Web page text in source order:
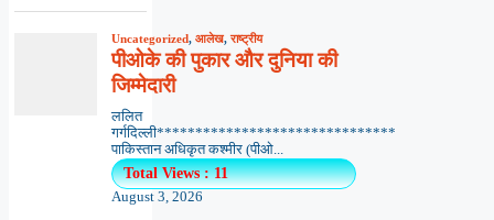
Uncategorized, आलेख,राष्ट्रीय
पीओके की पुकार और दुनिया की
जिम्मेदारी
ललित
गर्गदिल्ली*******************************
पाकिस्तान अधिकृत कश्मीर (पीओ...
Total Views : 11
August 3, 2026